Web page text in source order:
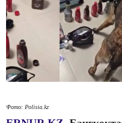
Фото: Polisia.kz